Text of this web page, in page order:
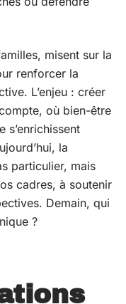
misent sur la
renforcer la
L’enjeu : créer
où bien-être
s’enrichissent
la
particulier, mais
cadres, à soutenir
Demain, qui
?